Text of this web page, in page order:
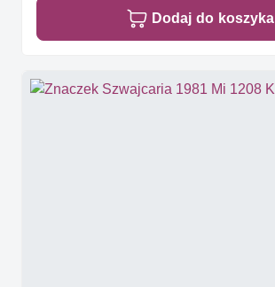
Dodaj do koszyka